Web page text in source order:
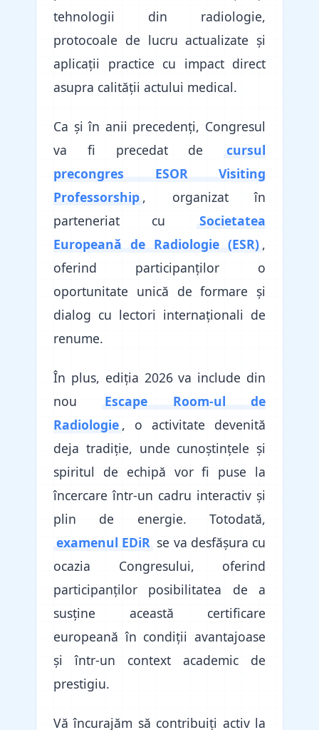
tehnologii din radiologie,
protocoale de lucru actualizate și
aplicații practice cu impact direct
asupra calității actului medical.
Ca și în anii precedenți, Congresul
va fi precedat de
cursul
precongres ESOR Visiting
Professorship , organizat în
parteneriat cu
Societatea
Europeană de Radiologie (ESR) ,
oferind participanților o
oportunitate unică de formare și
dialog cu lectori internaționali de
renume.
În plus, ediția 2026 va include din
nou
Escape Room-ul de
Radiologie , o activitate devenită
deja tradiție, unde cunoștințele și
spiritul de echipă vor fi puse la
încercare într-un cadru interactiv și
plin de energie. Totodată,
examenul EDiR se va desfășura cu
ocazia Congresului, oferind
participanților posibilitatea de a
susține această certificare
europeană în condiții avantajoase
și într-un context academic de
prestigiu.
Vă încurajăm să contribuiți activ la